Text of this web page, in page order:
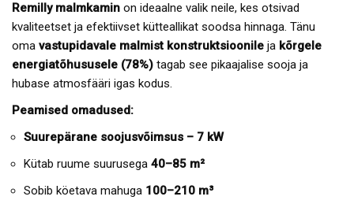
Remilly malmkamin on ideaalne valik neile, kes otsivad
kvaliteetset ja efektiivset kütteallikat soodsa hinnaga. Tänu
oma vastupidavale malmist konstruktsioonile ja kõrgele
energiatõhususele (78%) tagab see pikaajalise sooja ja
hubase atmosfääri igas kodus.
Peamised omadused:
Suurepärane soojusvõimsus – 7 kW
Kütab ruume suurusega 40–85 m²
Sobib köetava mahuga 100–210 m³